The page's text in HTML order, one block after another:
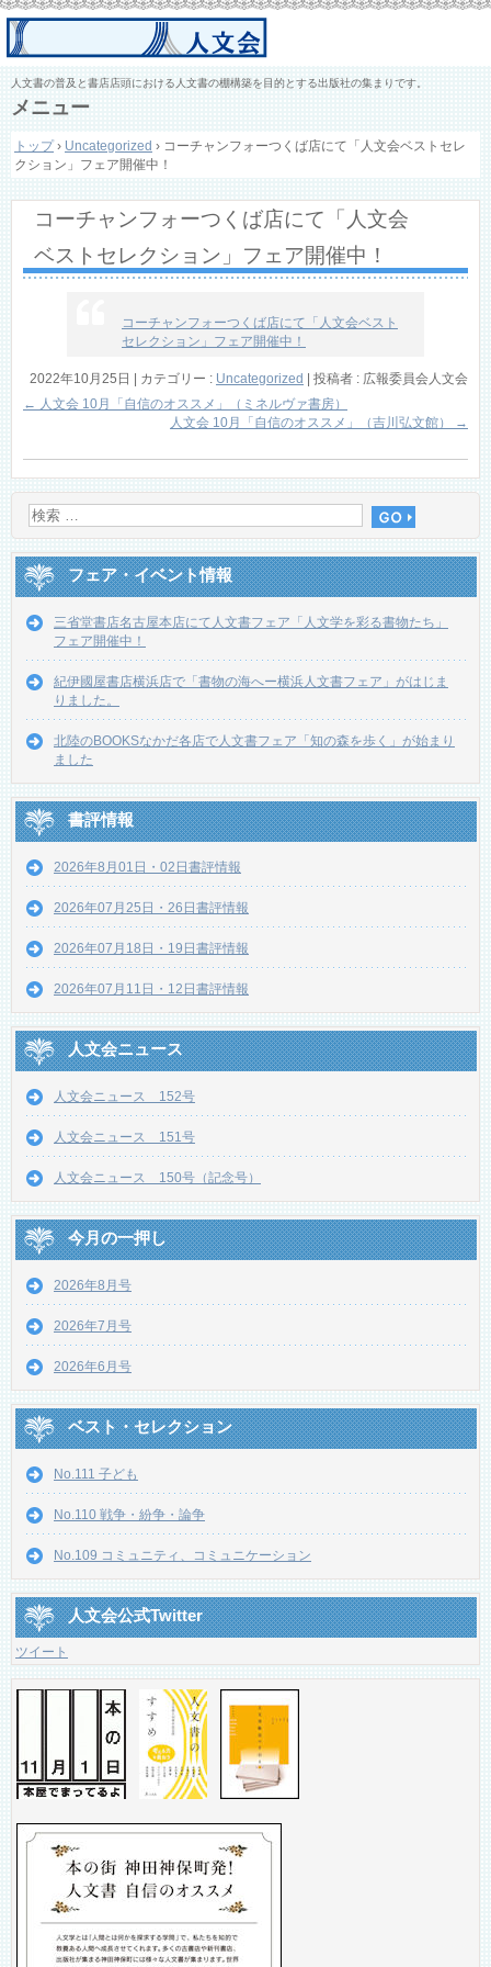
人文書の普及と書店店頭における人文書の棚構築を目的とする出版社の集まりです。
メニュー
ン
テ
ツ
ッ
トップ › Uncategorized › コーチャンフォーつくば店にて「人文会ベストセレ
クション」フェア開催中！
コーチャンフォーつくば店にて「人文会
ベストセレクション」フェア開催中！
コーチャンフォーつくば店にて「人文会ベスト
セレクション」フェア開催中！
2022年10月25日 カテゴリー : Uncategorized
投稿者 : 広報委員会人文会
← 人文会 10月「自信のオススメ」（ミネルヴァ書房）
人文会 10月「自信のオススメ」（吉川弘文館）
→
フェア・イベント情報
三省堂書店名古屋本店にて人文書フェア「人文学を彩る書物たち」
フェア開催中！
紀伊國屋書店横浜店で「書物の海へー横浜人文書フェア」がはじま
りました。
北陸のBOOKSなかだ各店で人文書フェア「知の森を歩く」が始まり
ました
書評情報
2026年8月01日・02日書評情報
2026年07月25日・26日書評情報
2026年07月18日・19日書評情報
2026年07月11日・12日書評情報
人文会ニュース
人文会ニュース 152号
人文会ニュース 151号
人文会ニュース 150号（記念号）
今月の一押し
2026年8月号
2026年7月号
2026年6月号
ベスト・セレクション
No.111 子ども
No.110 戦争・紛争・論争
No.109 コミュニティ、コミュニケーション
人文会公式Twitter
ツイート